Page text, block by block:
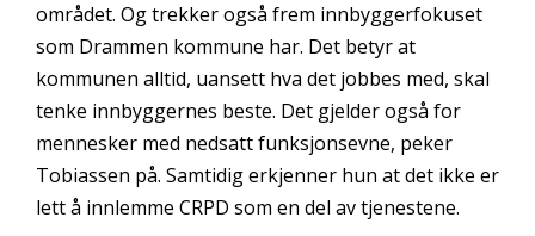
området. Og trekker også frem innbyggerfokuset
som Drammen kommune har. Det betyr at
kommunen alltid, uansett hva det jobbes med, skal
tenke innbyggernes beste. Det gjelder også for
mennesker med nedsatt funksjonsevne, peker
Tobiassen på. Samtidig erkjenner hun at det ikke er
lett å innlemme CRPD som en del av tjenestene.